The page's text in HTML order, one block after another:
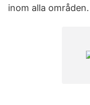
inom alla områden.